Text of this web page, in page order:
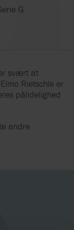
G
svært at
Rietschle er
pålidelighed
andre